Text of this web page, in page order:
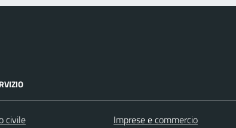
civile
Imprese e commercio